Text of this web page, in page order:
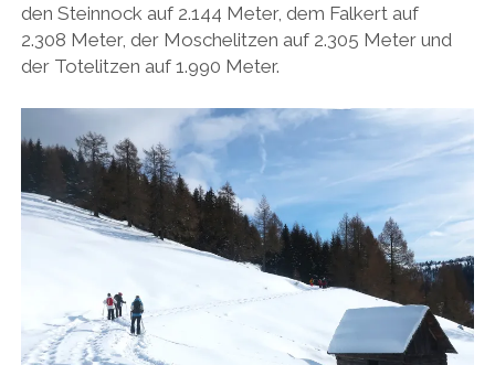
den Steinnock auf 2.144 Meter, dem Falkert auf
2.308 Meter, der Moschelitzen auf 2.305 Meter und
der Totelitzen auf 1.990 Meter.